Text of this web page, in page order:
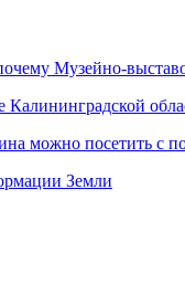
Музейно-
Калининградской
можно посетить с
Земли